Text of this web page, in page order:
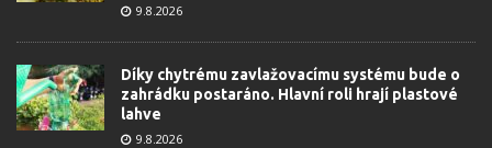
9.8.2026
Díky chytrému zavlažovacímu systému bude o
zahrádku postaráno. Hlavní roli hrají plastové
lahve
9.8.2026